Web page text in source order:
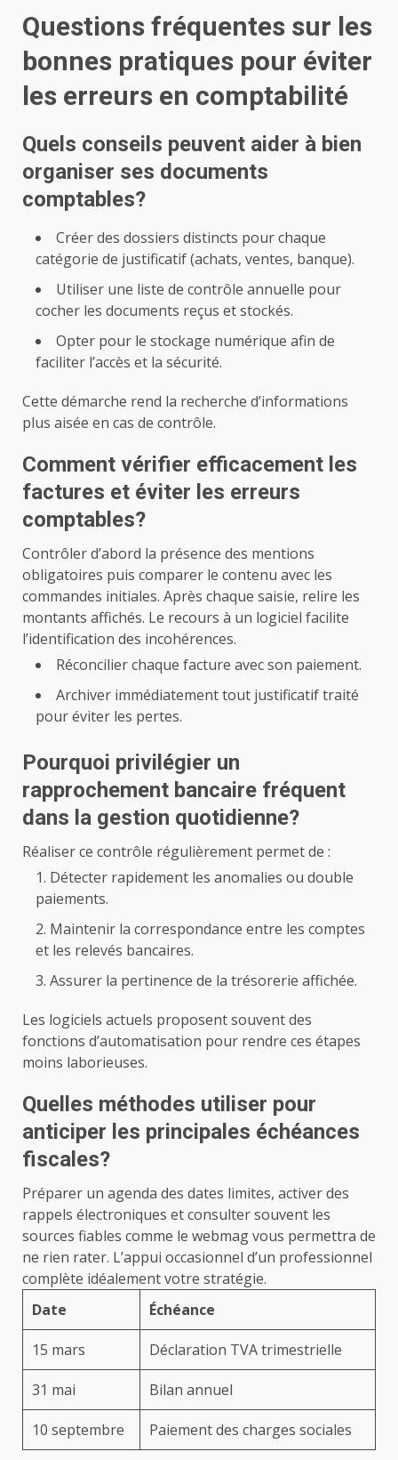
Questions fréquentes sur les
bonnes pratiques pour éviter
les erreurs en comptabilité
Quels conseils peuvent aider à bien
organiser ses documents
comptables?
Créer des dossiers distincts pour chaque
catégorie de justificatif (achats, ventes, banque).
Utiliser une liste de contrôle annuelle pour
cocher les documents reçus et stockés.
Opter pour le stockage numérique afin de
faciliter l’accès et la sécurité.
Cette démarche rend la recherche d’informations
plus aisée en cas de contrôle.
Comment vérifier efficacement les
factures et éviter les erreurs
comptables?
Contrôler d’abord la présence des mentions
obligatoires puis comparer le contenu avec les
commandes initiales. Après chaque saisie, relire les
montants affichés. Le recours à un logiciel facilite
l’identification des incohérences.
Réconcilier chaque facture avec son paiement.
Archiver immédiatement tout justificatif traité
pour éviter les pertes.
Pourquoi privilégier un
rapprochement bancaire fréquent
dans la gestion quotidienne?
Réaliser ce contrôle régulièrement permet de :
Détecter rapidement les anomalies ou double
paiements.
Maintenir la correspondance entre les comptes
et les relevés bancaires.
Assurer la pertinence de la trésorerie affichée.
Les logiciels actuels proposent souvent des
fonctions d’automatisation pour rendre ces étapes
moins laborieuses.
Quelles méthodes utiliser pour
anticiper les principales échéances
fiscales?
Préparer un agenda des dates limites, activer des
rappels électroniques et consulter souvent les
sources fiables comme le webmag vous permettra de
ne rien rater. L’appui occasionnel d’un professionnel
complète idéalement votre stratégie.
Date
Échéance
15 mars Déclaration TVA trimestrielle
31 mai Bilan annuel
10 septembre Paiement des charges sociales